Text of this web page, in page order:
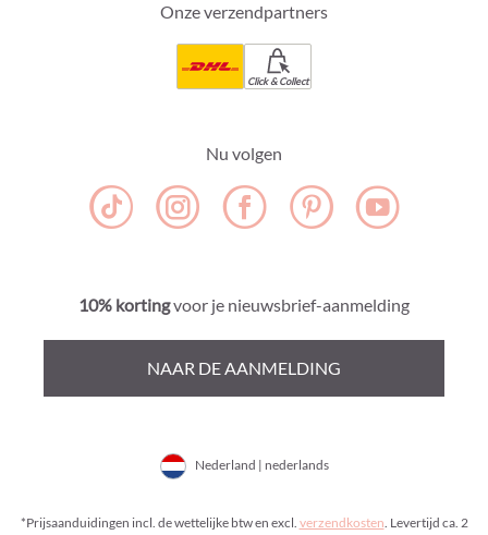
Onze verzendpartners
Click & Collect
Nu volgen
10% kortingvoor je nieuwsbrief-aanmelding
NAAR DE AANMELDING
Nederland | nederlands
*Prijsaanduidingen incl. de wettelijke btw en excl. verzendkosten. Levertijd ca. 2